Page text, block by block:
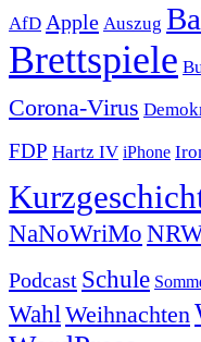
AfD Apple Auszug
Brettspiele
Corona-Virus
FDP Hartz IV iPhone
NaNoWriMo
Podcast Schule
WahlWeihnachten